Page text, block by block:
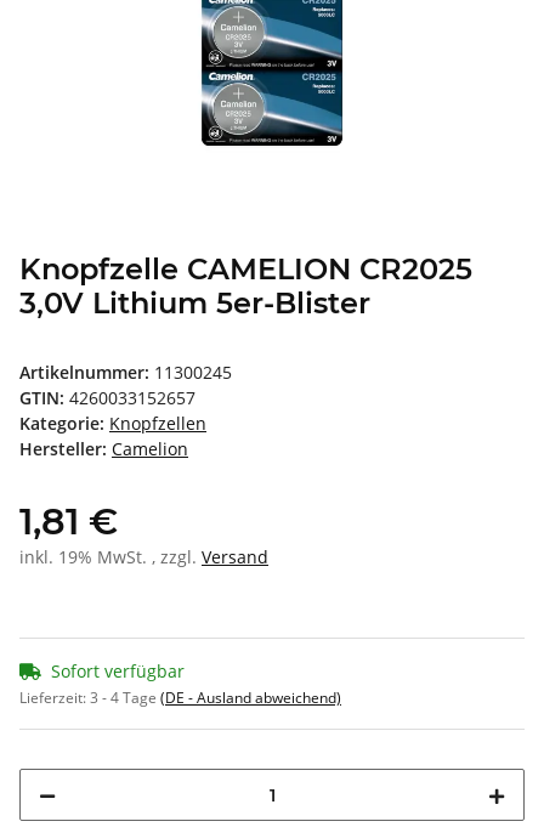
Knopfzelle CAMELION CR2025
3,0V Lithium 5er-Blister
Artikelnummer: 11300245
GTIN: 4260033152657
Kategorie: Knopfzellen
Hersteller: Camelion
1,81 €
inkl. 19% MwSt. , zzgl. Versand
Sofort verfügbar
Lieferzeit:3 - 4 Tage (DE - Ausland abweichend)